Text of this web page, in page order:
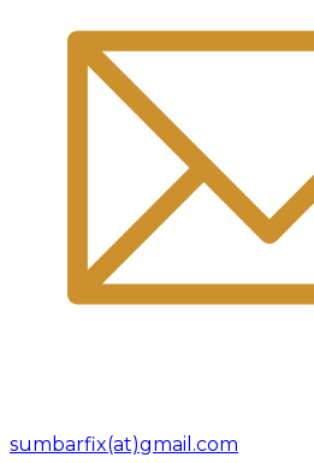
sumbarfix(at)gmail.com